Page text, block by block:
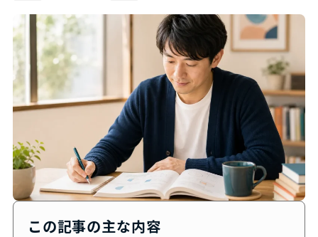
この記事の主な内容